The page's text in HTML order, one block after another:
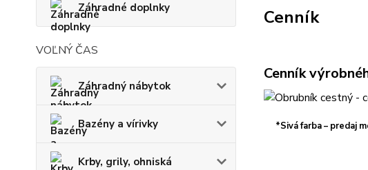
Záhradné doplnky
VOĽNÝ ČAS
Záhradný nábytok
Bazény a vírivky
Krby, grily, ohniská
Cenník
Cenník
*Sivá farba – predaj